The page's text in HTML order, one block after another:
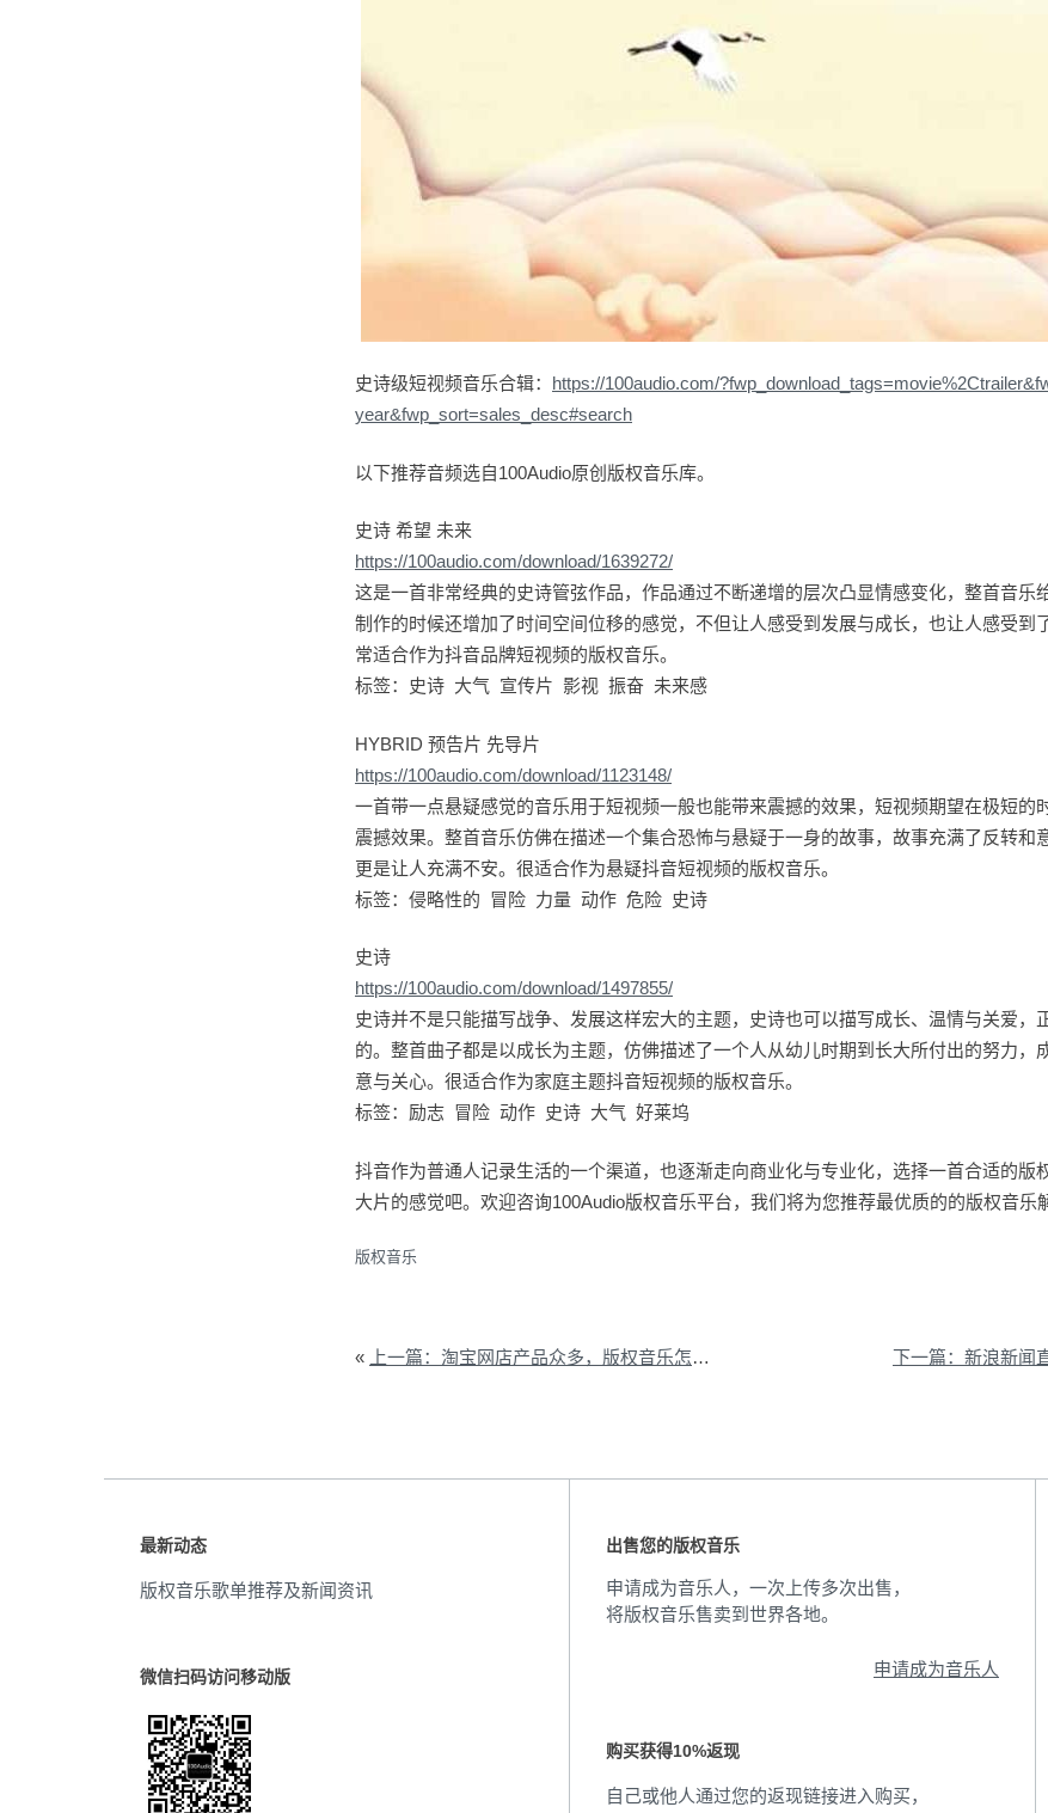
史诗级短视频音乐合辑： https://100audio.com/
year&fwp_sort=sales_desc#search
以下推荐音频选自100Audio原创版权音乐库。
史诗 希望 未来
https://100audio.com/download/1639272/
这是一首非常经典的史诗管弦作品，作品通过不断递增的层次凸显情感变化，整首音乐
制作的时候还增加了时间空间位移的感觉，不但让人感受到发展与成长，也让人感受到
常适合作为抖音品牌短视频的版权音乐。
标签：史诗 大气 宣传片 影视 振奋 未来感
HYBRID 预告片 先导片
https://100audio.com/download/1123148/
一首带一点悬疑感觉的音乐用于短视频一般也能带来震撼的效果，短视频期望在极短的
震撼效果。整首音乐仿佛在描述一个集合恐怖与悬疑于一身的故事，故事充满了反转和
更是让人充满不安。很适合作为悬疑抖音短视频的版权音乐。
标签：侵略性的 冒险 力量 动作 危险 史诗
史诗
https://100audio.com/download/1497855/
史诗并不是只能描写战争、发展这样宏大的主题，史诗也可以描写成长、温情与关爱，
的。整首曲子都是以成长为主题，仿佛描述了一个人从幼儿时期到长大所付出的努力，
意与关心。很适合作为家庭主题抖音短视频的版权音乐。
标签：励志 冒险 动作 史诗 大气 好莱坞
抖音作为普通人记录生活的一个渠道，也逐渐走向商业化与专业化，选择一首合适的版
大片的感觉吧。欢迎咨询100Audio版权音乐平台，我们将为您推荐最优质的的版权音乐
版权音乐
« 上一篇：淘宝网店产品众多，版权音乐怎么用？
最新动态
版权音乐歌单推荐及新闻资讯
微信扫码访问移动版
出售您的版权音乐
申请成为音乐人，一次上传多次出售，
将版权音乐售卖到世界各地。
申请成为音乐人
购买获得10%返现
自己或他人通过您的返现链接进入购买，